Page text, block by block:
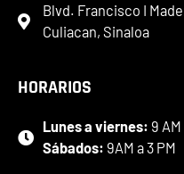
Blvd. Francisco I
Culiacan, Sinaloa
HORARIOS
Lunes a viernes: 9 AM
Sábados: 9AM a 3 PM